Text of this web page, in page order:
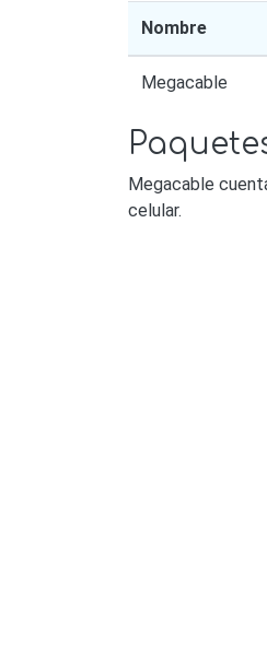
Nombre
Megacable
Megacable
celular.